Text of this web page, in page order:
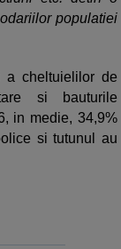
populatiei
a cheltuielilor de
si bauturile
in medie, 34,9%
si tutunul au